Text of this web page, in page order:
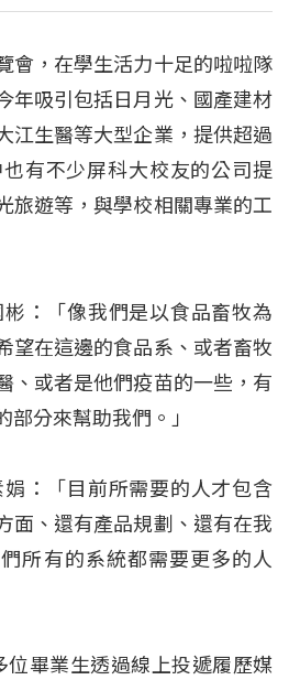
會，在學生活力十足的啦啦隊
年吸引包括日月光、國產建材
江生醫等大型企業，提供超過
有不少屏科大校友的公司提
旅遊等，與學校相關專業的工
：「像我們是以食品畜牧為
望在這邊的食品系、或者畜牧
、或者是他們疫苗的一些，有
分來幫助我們。」
：「目前所需要的人才包含
面、還有產品規劃、還有在我
所有的系統都需要更多的人
位畢業生透過線上投遞履歷媒